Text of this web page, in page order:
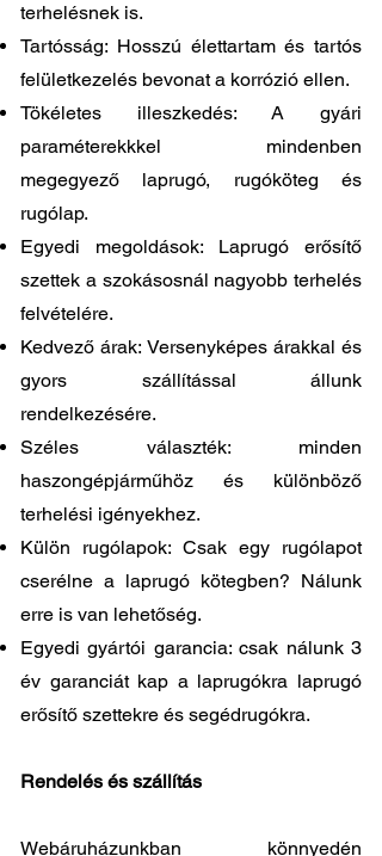
terhelésnek is.
Tartósság: Hosszú élettartam és tartós
felületkezelés bevonat a korrózió ellen.
Tökéletes illeszkedés: A gyári
paraméterekkkel mindenben
megegyező laprugó, rugóköteg és
rugólap.
Egyedi megoldások: Laprugó erősítő
szettek a szokásosnál nagyobb terhelés
felvételére.
Kedvező árak: Versenyképes árakkal és
gyors szállítással állunk
rendelkezésére.
Széles választék: minden
haszongépjárműhöz és különböző
terhelési igényekhez.
Külön rugólapok: Csak egy rugólapot
cserélne a laprugó kötegben? Nálunk
erre is van lehetőség.
Egyedi gyártói garancia: csak nálunk 3
év garanciát kap a laprugókra laprugó
erősítő szettekre és segédrugókra.
Rendelés és szállítás
Webáruházunkban könnyedén